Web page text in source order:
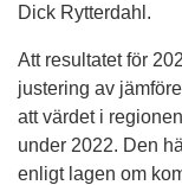
Dick Rytterdahl.
Att resultatet för
justering av
att värdet i
under 2022. Den
enligt lagen om